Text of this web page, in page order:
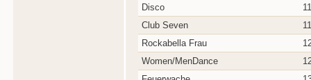
Disco
Club Seven
Rockabella Frau
Women/MenDance